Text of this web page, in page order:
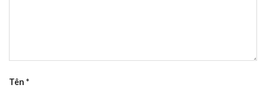
Tên *